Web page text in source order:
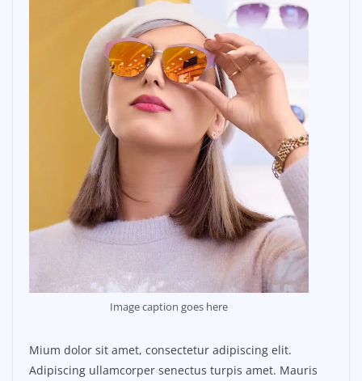
Image caption goes here
Mium dolor sit amet, consectetur adipiscing elit.
Adipiscing ullamcorper senectus turpis amet. Mauris